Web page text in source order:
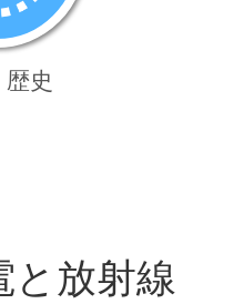
史
と放射線